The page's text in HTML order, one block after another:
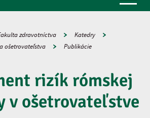
zdravotníctva
Katedry
ošetrovateľstva
Publikácie
rizík rómskej
v ošetrovateľstve